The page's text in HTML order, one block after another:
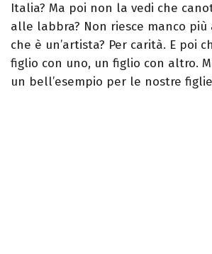
Italia? Ma poi non la vedi che
alle labbra? Non riesce manco più
che è un’artista? Per carità. E poi
figlio con uno, un figlio con altro.
un bell’esempio per le nostre